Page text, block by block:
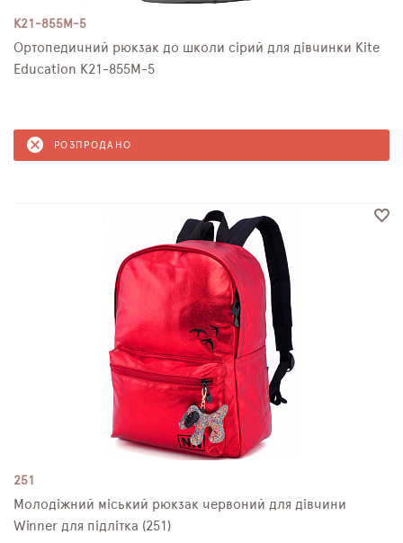
K21-855M-5
Ортопедичний рюкзак до школи сірий для дівчинки Kite
Education K21-855M-5
РОЗПРОДАНО
251
Молодіжний міський рюкзак червоний для дівчини
Winner для підлітка (251)